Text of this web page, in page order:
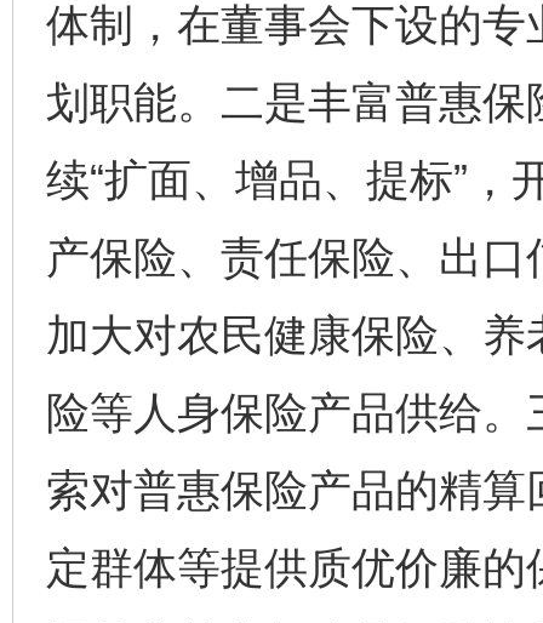
体制，在董事会下设的
划职能。二是丰富普惠
续“扩面、增品、提标”，
产保险、责任保险、出
加大对农民健康保险、
险等人身保险产品供给
索对普惠保险产品的精算
定群体等提供质优价廉